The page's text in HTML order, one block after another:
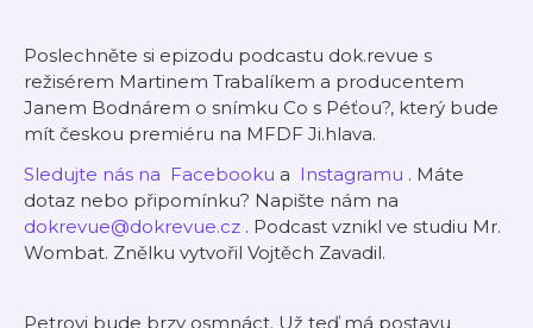
Poslechněte si epizodu podcastu dok.revue s
režisérem Martinem Trabalíkem a producentem
Janem Bodnárem o snímku Co s Péťou?, který bude
mít českou premiéru na MFDF Ji.hlava.
⁠Sledujte nás na ⁠⁠ ⁠Facebooku⁠ a ⁠ ⁠Instagramu⁠⁠ . Máte
dotaz nebo připomínku? Napište nám na ⁠⁠
⁠dokrevue@dokrevue.cz⁠⁠ . ⁠Podcast vznikl ve studiu Mr.
Wombat. Znělku vytvořil Vojtěch Zavadil.
Petrovi bude brzy osmnáct. Už teď má postavu